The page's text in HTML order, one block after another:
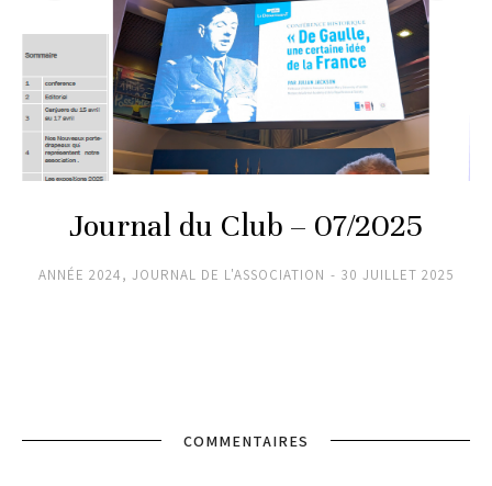
Journal du Club – 07/2025
ANNÉE 2024, JOURNAL DE L'ASSOCIATION 30 JUILLET 2025
COMMENTAIRES